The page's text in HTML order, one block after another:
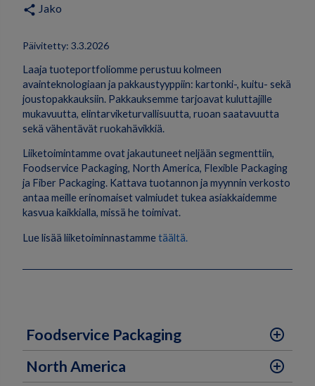
share Jako
Päivitetty: 3.3.2026
Laaja tuoteportfoliomme perustuu kolmeen
avainteknologiaan ja pakkaustyyppiin: kartonki-, kuitu- sekä
joustopakkauksiin. Pakkauksemme tarjoavat kuluttajille
mukavuutta, elintarviketurvallisuutta, ruoan saatavuutta
sekä vähentävät ruokahävikkiä.
Liiketoimintamme ovat jakautuneet neljään segmenttiin,
Foodservice Packaging, North America, Flexible Packaging
ja Fiber Packaging. Kattava tuotannon ja myynnin verkosto
antaa meille erinomaiset valmiudet tukea asiakkaidemme
kasvua kaikkialla, missä he toimivat.
Lue lisää liiketoiminnastammetäältä.
Foodservice Packaging add_circle_outline
North America add_circle_outline